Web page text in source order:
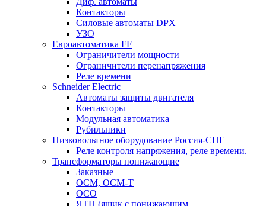
Контакторы
Силовые автоматы DPX
УЗО
Евроавтоматика FF
Ограничители мощности
Ограничители перенапряжения
Реле времени
Schneider Electric
Автоматы защиты двигателя
Контакторы
Модульная автоматика
Рубильники
Низковольтное оборудование Россия-СНГ
Реле контроля напряжения, реле времени.
Трансформаторы понижающие
Заказные
ОСМ, ОСМ-Т
ОСО
ЯТП (ящик с понижающим